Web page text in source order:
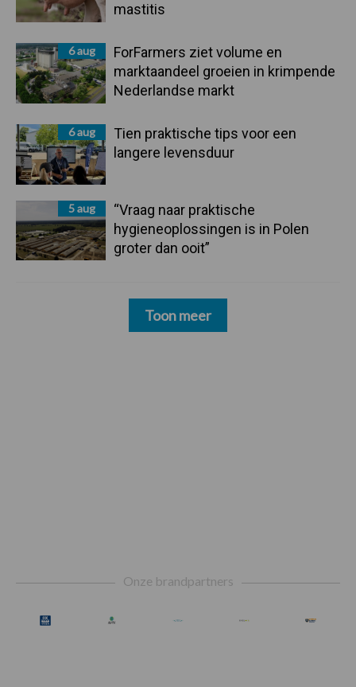
mastitis
6 aug
ForFarmers ziet volume en
marktaandeel groeien in krimpende
Nederlandse markt
6 aug
Tien praktische tips voor een
langere levensduur
5 aug
“Vraag naar praktische
hygieneoplossingen is in Polen
groter dan ooit”
Toon meer
Onze brandpartners